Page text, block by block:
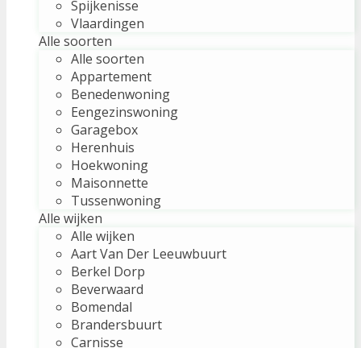
Spijkenisse
Vlaardingen
Alle soorten
Alle soorten
Appartement
Benedenwoning
Eengezinswoning
Garagebox
Herenhuis
Hoekwoning
Maisonnette
Tussenwoning
Alle wijken
Alle wijken
Aart Van Der Leeuwbuurt
Berkel Dorp
Beverwaard
Bomendal
Brandersbuurt
Carnisse